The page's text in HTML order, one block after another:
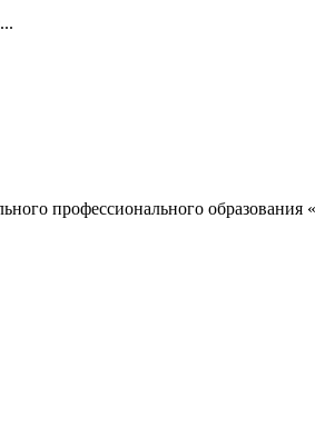
профессионального образования